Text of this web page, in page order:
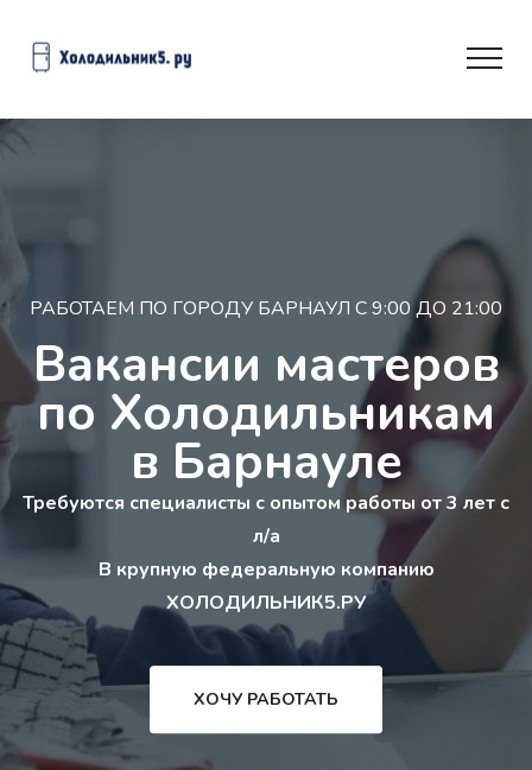
РАБОТАЕМ ПО ГОРОДУ БАРНАУЛ С 9:00 ДО 21:00
Вакансии мастеров
по Холодильникам
в Барнауле
Требуются специалисты с опытом работы от 3 лет с
л/а
В крупную федеральную компанию
ХОЛОДИЛЬНИК5.РУ
ХОЧУ РАБОТАТЬ